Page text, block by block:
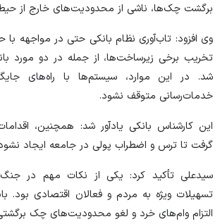
برگشت چک‌ها، ناشی از محدودیت‌های خارج از
وی افزود: تاب‌آوری نظام بانکی حتی در مواجهه
تخریب برخی زیرساخت‌ها، از جمله در دو مورد
شد. در این موارد، سیستم‌ها با راه‌های
خدمات‌رسانی متوقف نشود.
این کارشناس بانکی یادآور شد: همچنین،
گرفت تا ترس و اضطراب پولی در جامعه ایجاد
سیدعلی تأکید کرد: یکی از نکات مهم در جنگ
تسهیلات ویژه به مردم و فعالان اقتصادی
التزام وام‌های خرد و لغو محدودیت‌های چک برگشتی